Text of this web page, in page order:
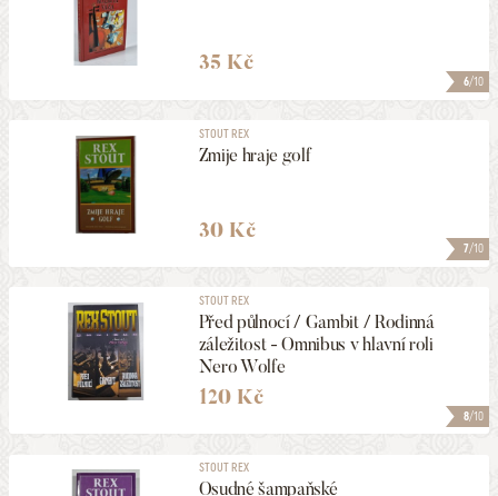
6/10
35 Kč
7/10
STOUT REX
Zmije hraje golf
30 Kč
8/10
STOUT REX
Před půlnocí / Gambit / Rodinná
záležitost - Omnibus v hlavní roli
Nero Wolfe
120 Kč
STOUT REX
Osudné šampaňské